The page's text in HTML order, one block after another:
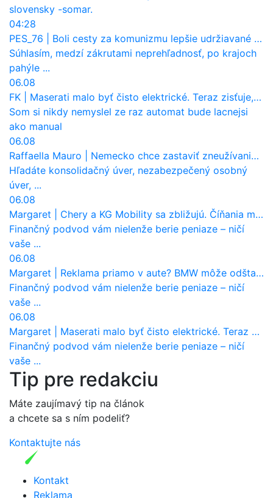
slovensky -somar.
04:28
PES_76
Boli cesty za komunizmu lepšie udržiavané ako dnes?
Súhlasím, medzí zákrutami neprehľadnosť, po krajoch
pahýle ...
06.08
FK
Maserati malo byť čisto elektrické. Teraz zisťuje, že potrebuje nový osemvalcový motor
Som si nikdy nemyslel ze raz automat bude lacnejsi
ako manual
06.08
Raffaella Mauro
Nemecko chce zastaviť zneužívanie dotácií na elektromobily. Pritvrdí pravidlá
Hľadáte konsolidačný úver, nezabezpečený osobný
úver, ...
06.08
Margaret
Chery a KG Mobility sa zbližujú. Číňania môžu získať 10 % bývalého SsangYongu
Finančný podvod vám nielenže berie peniaze – ničí
vaše ...
06.08
Margaret
Reklama priamo v aute? BMW môže odštartovať nový trend
Finančný podvod vám nielenže berie peniaze – ničí
vaše ...
06.08
Margaret
Maserati malo byť čisto elektrické. Teraz zisťuje, že potrebuje nový osemvalcový motor
Finančný podvod vám nielenže berie peniaze – ničí
vaše ...
Tip pre redakciu
Máte zaujímavý tip na článok
a chcete sa s ním podeliť?
Kontaktujte nás
Kontakt
Reklama